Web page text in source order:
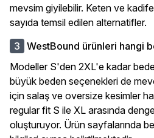
mevsim giyilebilir. Keten ve kadife
sayıda temsil edilen alternatifler.
WestBound ürünleri hangi
Modeller S'den 2XL'e kadar
büyük beden seçenekleri de
için salaş ve oversize kesimler
regular fit S ile XL arasında
oluşturuyor. Ürün sayfalarında